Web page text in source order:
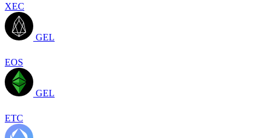
XEC
GEL
EOS
GEL
ETC